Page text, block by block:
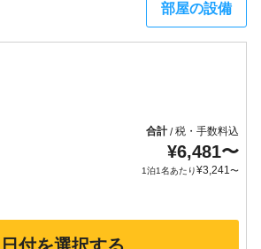
部屋の設備
合計/税・手数料込
¥6,481〜
1泊1名あたり¥3,241〜